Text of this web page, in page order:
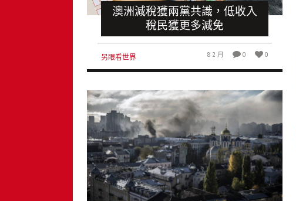
澳洲減稅獲兩黨共識，低收入
稅民獲更多減免
另眼看世界 8 2 月 0 0